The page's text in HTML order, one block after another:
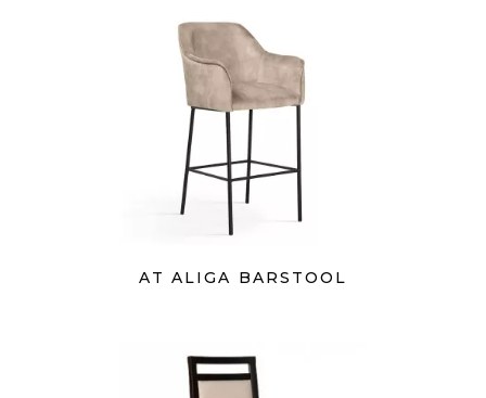
AT ALIGA BARSTOOL